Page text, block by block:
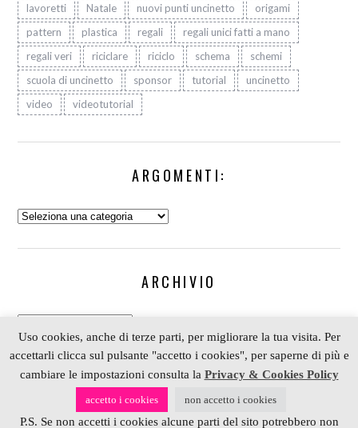
lavoretti
Natale nuovi punti uncinetto
origami
pattern
plastica regali
regali unici fatti a mano
regali veri
riciclare riciclo schema
schemi
scuola di uncinetto
sponsor tutorial
uncinetto
video
videotutorial
ARGOMENTI:
Argomenti:
ARCHIVIO
Archivio
COPYRIGHT 2006-2023 ALESSIA SCRAP & CRAFT |
PARTNERDEPOSITPHOTOS| P. IVA 01574070098 |
REALIZZATO DA4BLOG.INFO
Uso cookies, anche di terze parti, per migliorare la tua visita. Per
accettarli clicca sul pulsante "accetto i cookies", per saperne di più e
cambiare le impostazioni consulta la Privacy & Cookies Policy
accetto i cookies non accetto i cookies
P.S. Se non accetti i cookies alcune parti del sito potrebbero non